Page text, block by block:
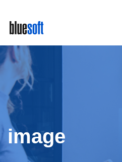
main
content
image